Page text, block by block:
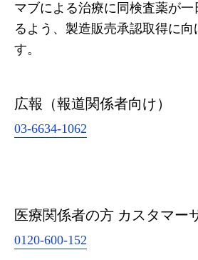
マブによる治療に同検査薬が一
るよう、製造販売承認取得に向
す。
広報（報道関係者向け）
03-6634-1062
医療関係者の方 カスタマー
0120-600-152